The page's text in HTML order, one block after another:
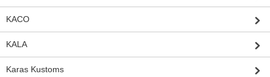
KACO
KALA
Karas Kustoms